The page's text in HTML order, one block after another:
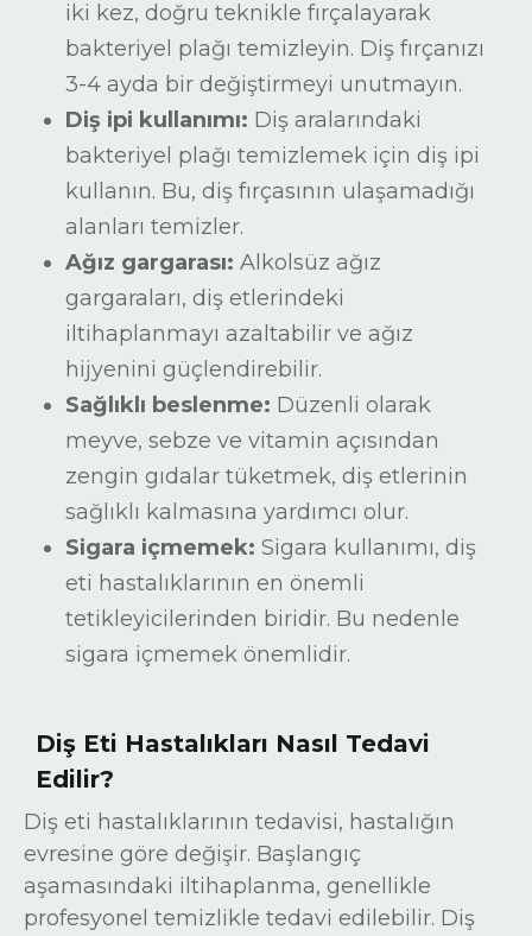
iki kez, doğru teknikle fırçalayarak
bakteriyel plağı temizleyin. Diş fırçanızı
3-4 ayda bir değiştirmeyi unutmayın.
Diş ipi kullanımı: Diş aralarındaki
bakteriyel plağı temizlemek için diş ipi
kullanın. Bu, diş fırçasının ulaşamadığı
alanları temizler.
Ağız gargarası: Alkolsüz ağız
gargaraları, diş etlerindeki
iltihaplanmayı azaltabilir ve ağız
hijyenini güçlendirebilir.
Sağlıklı beslenme: Düzenli olarak
meyve, sebze ve vitamin açısından
zengin gıdalar tüketmek, diş etlerinin
sağlıklı kalmasına yardımcı olur.
Sigara içmemek: Sigara kullanımı, diş
eti hastalıklarının en önemli
tetikleyicilerinden biridir. Bu nedenle
sigara içmemek önemlidir.
Diş Eti Hastalıkları Nasıl Tedavi
Edilir?
Diş eti hastalıklarının tedavisi, hastalığın
evresine göre değişir. Başlangıç
aşamasındaki iltihaplanma, genellikle
profesyonel temizlikle tedavi edilebilir. Diş